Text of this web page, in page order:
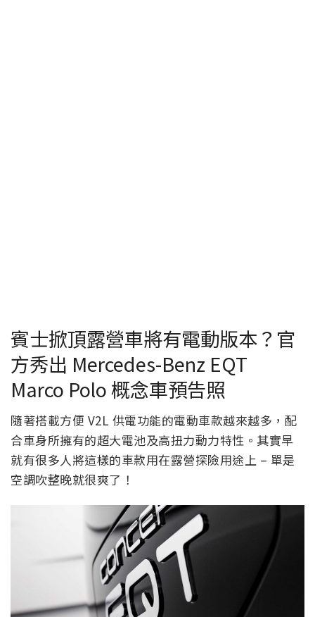
賓士掀頂露營車將有電動版本？官
方秀出 Mercedes-Benz EQT
Marco Polo 概念車預告照
隨著搭載方便 V2L 供電功能的電動車款越來越多，配
合車身所擁有的超大電池及高扭力動力特性。其實早
就有很多人將這樣的車款用在露營探險用途上 – 單是
空調吹整晚就很爽了！